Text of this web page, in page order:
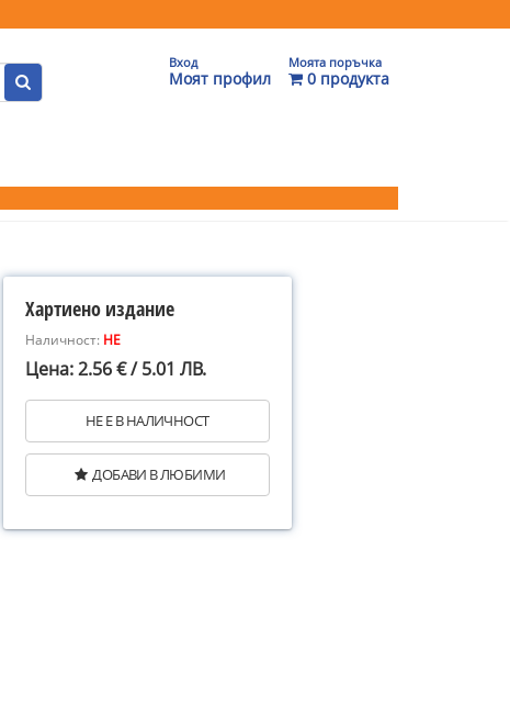
Вход
Моят профил
Моята поръчка
0 продукта
Хартиено издание
Наличност: НЕ
Цена: 2.56 € / 5.01 ЛВ.
НЕ Е В НАЛИЧНОСТ
ДОБАВИ В ЛЮБИМИ